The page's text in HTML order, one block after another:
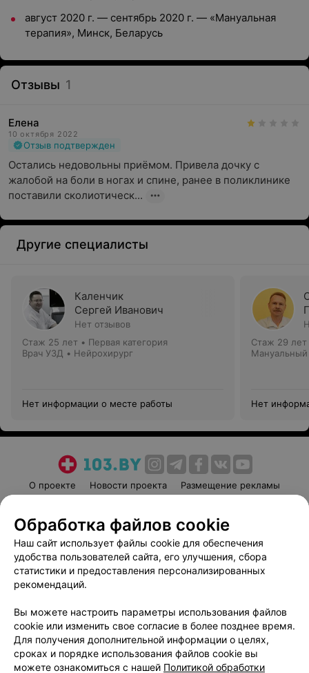
август 2020 г. — сентябрь 2020 г. — «Мануальная
терапия», Минск, Беларусь
Отзывы 1
Елена
10 октября 2022
Отзыв подтвержден
Остались недовольны приёмом. Привела дочку с
жалобой на боли в ногах и спине, ранее в поликлинике
поставили сколиотическ...
Другие специалисты
Каленчик
Сергей Иванович
Нет отзывов
Стаж 25 лет • Первая категория
Врач УЗД • Нейрохирург
Нет информации о месте работы
Стаж 29 лет
Мануальный
Нет
О проекте Новости проекта
Размещение рекламы
Пользовательское соглашение
Способы оплаты
Вакансии
Партнеры
Написать руководителю 103.by
Обработка персональных данных
Обработка файлов cookie
Наш сайт использует файлы cookie для обеспечения
удобства пользователей сайта, его улучшения, сбора
статистики и предоставления персонализированных
рекомендаций.
Вы можете настроить параметры использования файлов
cookie или изменить свое согласие в более позднее время.
Для получения дополнительной информации о целях,
сроках и порядке использования файлов cookie вы
можете ознакомиться с нашей Политикой обработки